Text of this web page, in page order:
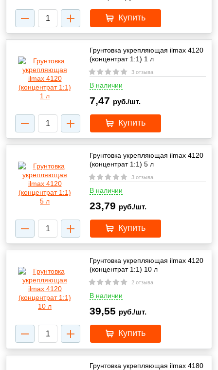
Купить
Грунтовка укрепляющая ilmax 4120
(концентрат 1:1) 1 л
3 отзыва
В наличии
7,47 руб./шт.
Купить
Грунтовка укрепляющая ilmax 4120
(концентрат 1:1) 5 л
3 отзыва
В наличии
23,79 руб./шт.
Купить
Грунтовка укрепляющая ilmax 4120
(концентрат 1:1) 10 л
2 отзыва
В наличии
39,55 руб./шт.
Купить
Грунтовка укрепляющая ilmax 4180